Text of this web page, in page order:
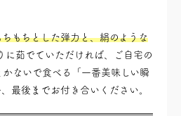
ちもちとした弾力と、絹のような
に茹でていただければ、ご自宅の
ないで食べる「一番美味しい瞬
最後までお付き合いください。